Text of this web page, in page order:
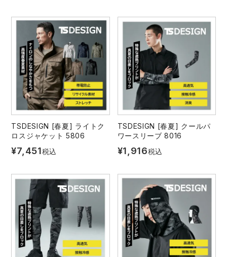
TSDESIGN [春夏] ライトク
ロスジャケット 5806
¥7,451税込
TSDESIGN [春夏] クールパ
ワースリーブ 8016
¥1,916税込